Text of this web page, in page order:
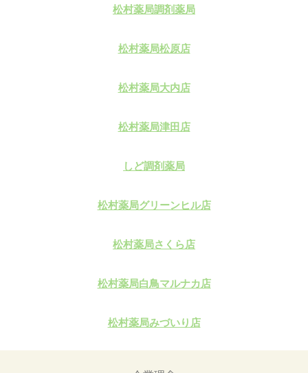
松村薬局調剤薬局
松村薬局松原店
松村薬局大内店
松村薬局津田店
しど調剤薬局
松村薬局グリーンヒル店
松村薬局さくら店
松村薬局白鳥マルナカ店
松村薬局みづいり店